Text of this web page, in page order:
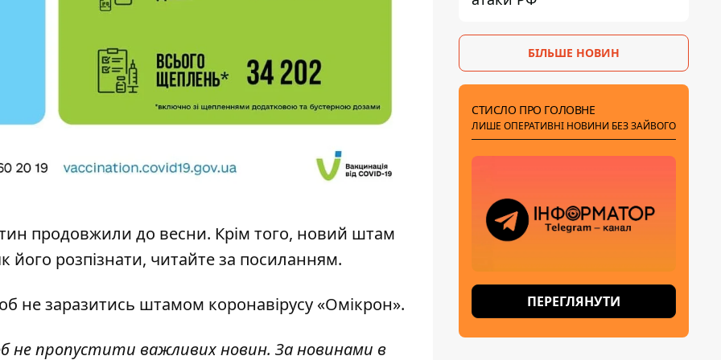
продовжили до весни. Крім того, новий штам
його розпізнати, читайте за посиланням.
не заразитись штамом коронавірусу«Омікрон».
не пропустити важливих новин. За новинами в
БІЛЬШЕ НОВИН
СТИСЛО ПРО ГОЛОВНЕ
ЛИШЕ ОПЕРАТИВНІ НОВИНИ БЕЗ ЗАЙВОГО
ПЕРЕГЛЯНУТИ